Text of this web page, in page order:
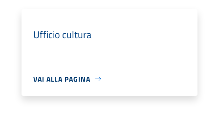
Ufficio cultura
VAI ALLA PAGINA